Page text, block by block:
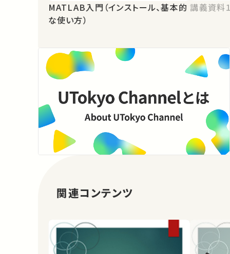
MATLAB入門（インストール、基本的
な使い方）
講義資料
関連コンテンツ